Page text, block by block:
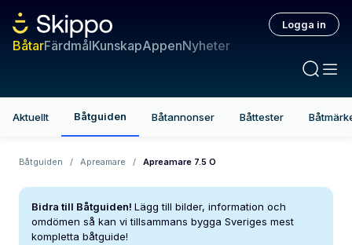
BåtarFärdmålKunskapAppenNyheter
Logga in
Aktuellt Båtguiden Båtannonser Båttester
Båtguiden / Apreamare / Apreamare 7.5 O
Bidra till Båtguiden! Lägg till bilder, information och
omdömen så kan vi tillsammans bygga Sveriges mest
kompletta båtguide!